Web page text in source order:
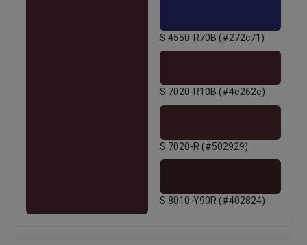
S 4550-R70B (#272c71)
S 7020-R10B (#4e262e)
S 7020-R (#502929)
S 8010-Y90R (#402824)